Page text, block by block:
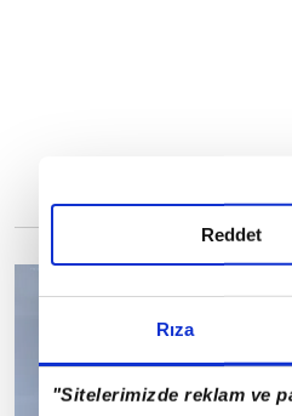
Rıza
"Sitelerimizde reklam ve
Reddet